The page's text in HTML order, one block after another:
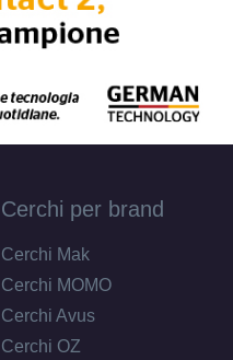
Cerchi per brand
Cerchi Mak
Cerchi MOMO
Cerchi Avus
Cerchi OZ